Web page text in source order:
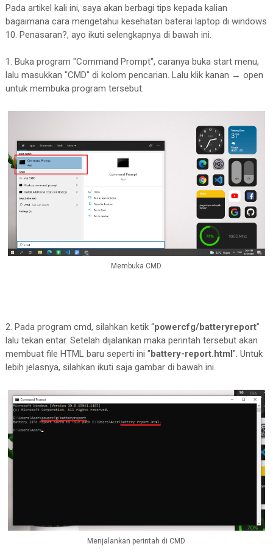
Pada artikel kali ini, saya akan berbagi tips kepada kalian
bagaimana cara mengetahui kesehatan baterai laptop di windows
10. Penasaran?, ayo ikuti selengkapnya di bawah ini.
1. Buka program "Command Prompt", caranya buka start menu,
lalu masukkan "CMD" di kolom pencarian. Lalu klik kanan → open
untuk membuka program tersebut.
Membuka CMD
2. Pada program cmd, silahkan ketik “powercfg/batteryreport”
lalu tekan entar. Setelah dijalankan maka perintah tersebut akan
membuat file HTML baru seperti ini "battery-report.html". Untuk
lebih jelasnya, silahkan ikuti saja gambar di bawah ini.
Menjalankan perintah di CMD